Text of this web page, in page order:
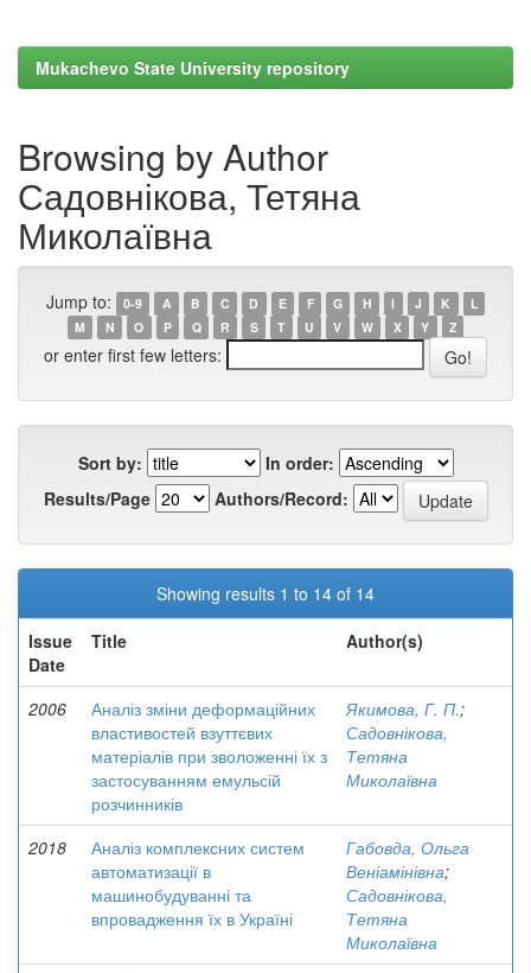
Mukachevo State University repository
Browsing by Author
Садовнікова, Тетяна
Миколаївна
Jump to: 0-9 A B C D E F G H I J K
L
M
N O P Q R S T U V W X Y Z
or enter first few letters:
Sort by:
In order:
Results/Page
Authors/Record:
Showing results 1 to 14 of 14
Issue
Date
Title Author(s)
2006
Аналіз зміни деформаційних
властивостей взуттєвих
матеріалів при зволоженні їх з
застосуванням емульсій
розчинників
Якимова, Г. П.;
Садовнікова,
Тетяна
Миколаївна
2018
Аналіз комплексних систем
автоматизації в
машинобудуванні та
впровадження їх в Україні
Габовда, Ольга
Веніамінівна;
Садовнікова,
Тетяна
Миколаївна